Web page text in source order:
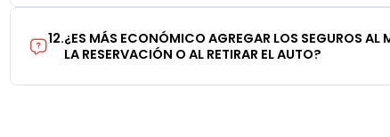
12.¿ES MÁS ECONÓMICO AGREGAR LOS SEGUROS AL
LA RESERVACIÓN O AL RETIRAR EL AUTO?